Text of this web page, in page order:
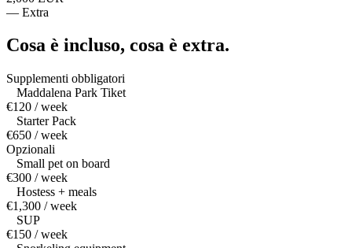
— Extra
Cosa è incluso, cosa è extra.
Supplementi obbligatori
Maddalena Park Tiket
€120 / week
Starter Pack
€650 / week
Opzionali
Small pet on board
€300 / week
Hostess + meals
€1,300 / week
SUP
€150 / week